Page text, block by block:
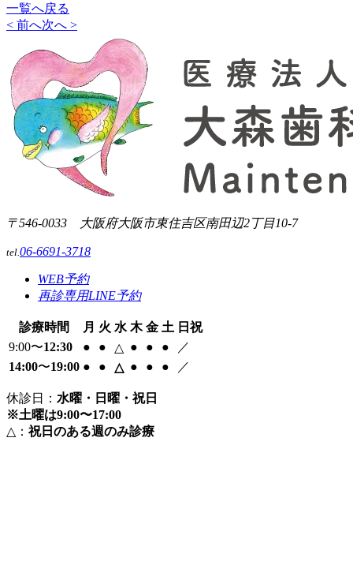
一覧へ戻る
< 前へ次へ >
〒546-0033 大阪府大阪市東住吉区南田辺2丁目10-7
tel. 06-6691-3718
WEB予約
再診専用LINE予約
診療時間 月 火 水 木 金 土 日祝
9:00〜12:30 ● ● △ ● ● ●
／
14:00〜19:00 ● ● △ ● ● ● ／
休診日： 水曜・日曜・祝日
※土曜は9:00〜17:00
△：祝日のある週のみ診療